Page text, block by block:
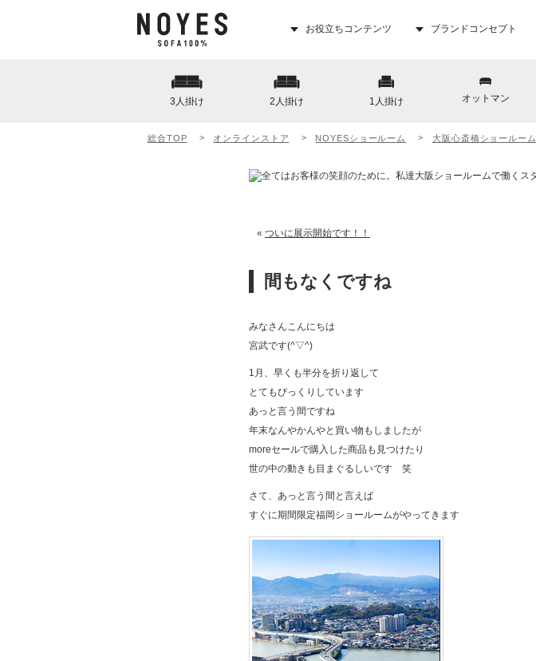
お役立ちコンテンツ ブランドコンセプト
3人掛け 2人掛け 1人掛け オットマン
総合TOP オンラインストア NOYESショールーム 大阪心斎橋ショールーム
« ついに展示開始です！！
間もなくですね
みなさんこんにちは
宮武です(^▽^)
1月、早くも半分を折り返して
とてもびっくりしています
あっと言う間ですね
年末なんやかんやと買い物もしましたが
moreセールで購入した商品も見つけたり
世の中の動きも目まぐるしいです 笑
さて、あっと言う間と言えば
すぐに期間限定福岡ショールームがやってきます